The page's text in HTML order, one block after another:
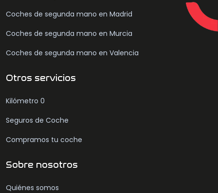
Coches de segunda mano en Madrid
Coches de segunda mano en Murcia
Coches de segunda mano en Valencia
Otros servicios
Kilómetro 0
Seguros de Coche
Compramos tu coche
Sobre nosotros
Quiénes somos